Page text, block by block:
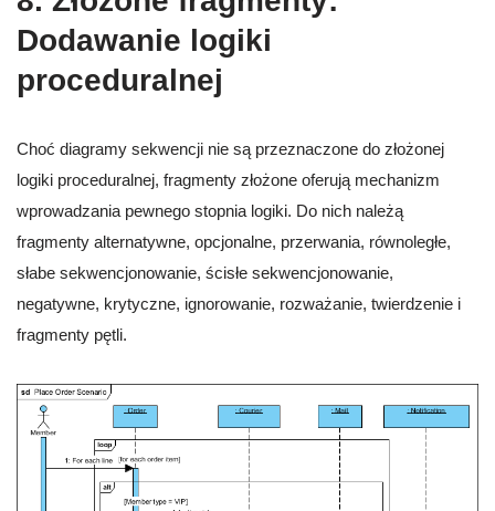
Dodawanie logiki
proceduralnej
Choć diagramy sekwencji nie są przeznaczone do złożonej
logiki proceduralnej, fragmenty złożone oferują mechanizm
wprowadzania pewnego stopnia logiki. Do nich należą
fragmenty alternatywne, opcjonalne, przerwania, równoległe,
słabe sekwencjonowanie, ścisłe sekwencjonowanie,
negatywne, krytyczne, ignorowanie, rozważanie, twierdzenie i
fragmenty pętli.